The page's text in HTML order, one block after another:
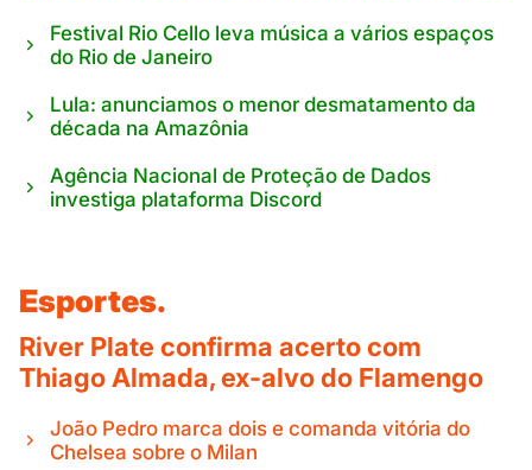
Festival Rio Cello leva música a vários espaços
do Rio de Janeiro
Lula: anunciamos o menor desmatamento da
década na Amazônia
Agência Nacional de Proteção de Dados
investiga plataforma Discord
Esportes.
River Plate confirma acerto com
Thiago Almada, ex-alvo do Flamengo
João Pedro marca dois e comanda vitória do
Chelsea sobre o Milan